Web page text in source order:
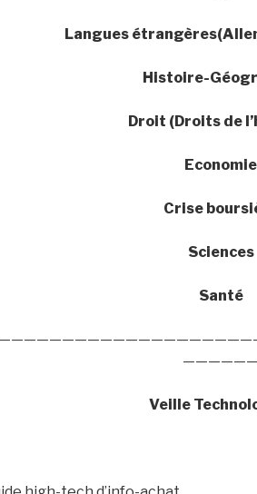
Langues
Histoire-
Droit (Droits de
Economie
Crise
Sciences
Santé
——————
Veille